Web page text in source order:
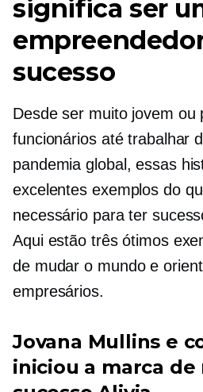
significa ser
sucesso
Desde ser muito jovem ou
funcionários até trabalhar
pandemia global, essas
excelentes exemplos do
necessário para ter
Aqui estão três ótimos
de mudar o mundoe
empresários.
Jovana Mullins e
iniciou a marca de